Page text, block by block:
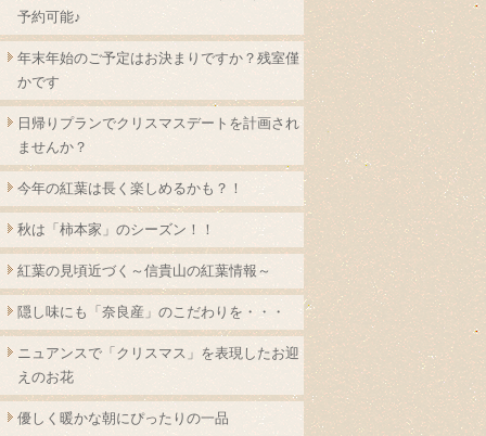
予約可能♪
年末年始のご予定はお決まりですか？残室僅
かです
日帰りプランでクリスマスデートを計画され
ませんか？
今年の紅葉は長く楽しめるかも？！
秋は「柿本家」のシーズン！！
紅葉の見頃近づく～信貴山の紅葉情報～
隠し味にも「奈良産」のこだわりを・・・
ニュアンスで「クリスマス」を表現したお迎
えのお花
優しく暖かな朝にぴったりの一品